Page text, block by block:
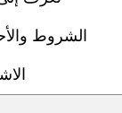
الشروط